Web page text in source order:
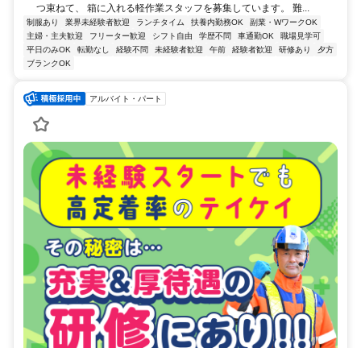
つ束ねて、 箱に入れる軽作業スタッフを募集しています。 難...
制服あり 業界未経験者歓迎 ランチタイム 扶養内勤務OK
副業・WワークOK
主婦・主夫歓迎
フリーター歓迎 シフト自由 学歴不問 車通勤OK
職場見学可
平日のみOK
転勤なし 経験不問 未経験者歓迎 午前 経験者歓迎 研修あり
夕方
ブランクOK
アルバイト・パート